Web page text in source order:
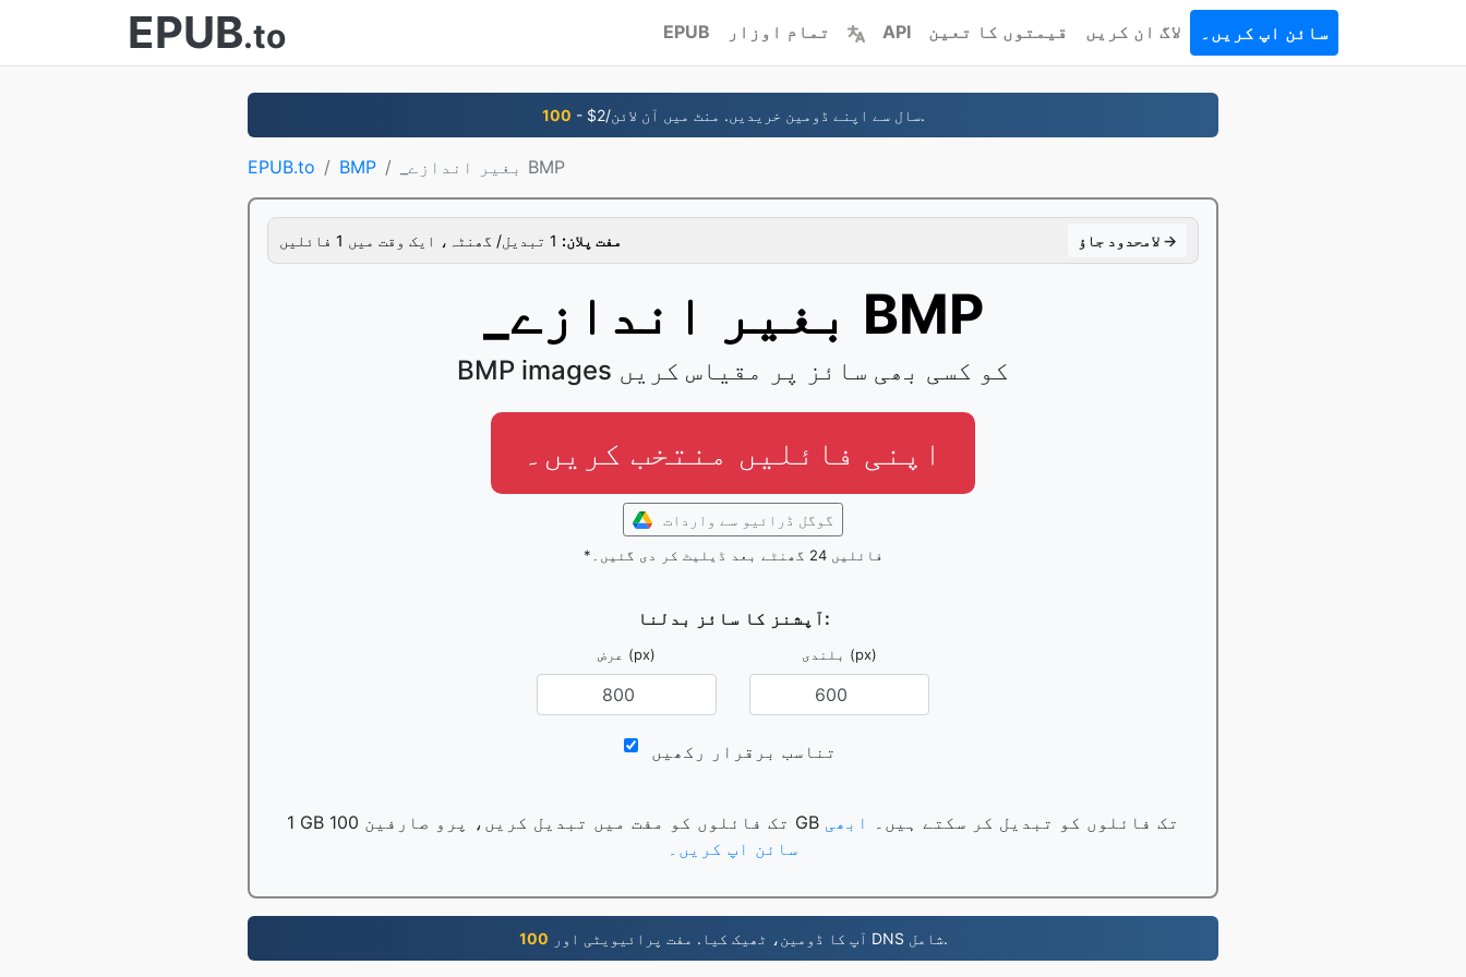
EPUB.to EPUB تمام اوزار API قیمتوں کا تعین لاگ ان کریں سائن اپ کریں۔
100 - $2/سال سے اپنے ڈومین خریدیں. منٹ میں آن لائن.
EPUB.to BMP _بغیر اندازے BMP
مفت پلان: لامحدود جاؤ →
_بغیر اندازے BMP
BMP images کو کسی بھی سائز پر مقیاس کریں
اپنی فائلیں منتخب کریں۔
گوگل ڈرائیو سے واردات
*فائلیں 24 گھنٹے بعد ڈیلیٹ کر دی گئیں۔
آپشنز کا سائز بدلنا:
عرض (px) بلندی (px)
تناسب برقرار رکھیں
1 GB تک فائلوں کو مفت میں تبدیل کریں، پرو صارفین 100 GB تک فائلوں کو تبدیل کر سکتے ہیں۔ ابھی
سائن اپ کریں۔
100 آپ کا ڈومین، ٹھیک کیا. مفت پرائیویٹی اور DNS شامل.